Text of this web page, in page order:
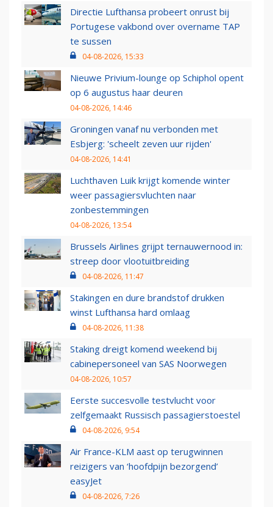
Directie Lufthansa probeert onrust bij
Portugese vakbond over overname TAP
te sussen
04-08-2026, 15:33
Nieuwe Privium-lounge op Schiphol opent
op 6 augustus haar deuren
04-08-2026, 14:46
Groningen vanaf nu verbonden met
Esbjerg: 'scheelt zeven uur rijden'
04-08-2026, 14:41
Luchthaven Luik krijgt komende winter
weer passagiersvluchten naar
zonbestemmingen
04-08-2026, 13:54
Brussels Airlines grijpt ternauwernood in:
streep door vlootuitbreiding
04-08-2026, 11:47
Stakingen en dure brandstof drukken
winst Lufthansa hard omlaag
04-08-2026, 11:38
Staking dreigt komend weekend bij
cabinepersoneel van SAS Noorwegen
04-08-2026, 10:57
Eerste succesvolle testvlucht voor
zelfgemaakt Russisch passagierstoestel
04-08-2026, 9:54
Air France-KLM aast op terugwinnen
reizigers van ‘hoofdpijn bezorgend’
easyJet
04-08-2026, 7:26